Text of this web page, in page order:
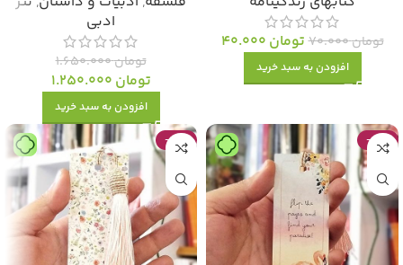
تومان70.000 تومان
افزودن به سبد خرید
ادبی
تومان1.650.000
تومان
افزودن به سبد خرید
-47%
-47%